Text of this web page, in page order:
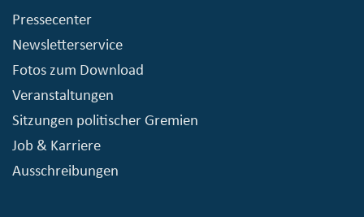
Pressecenter
Newsletterservice
Fotos zum Download
Veranstaltungen
Sitzungen politischer Gremien
Job & Karriere
Ausschreibungen